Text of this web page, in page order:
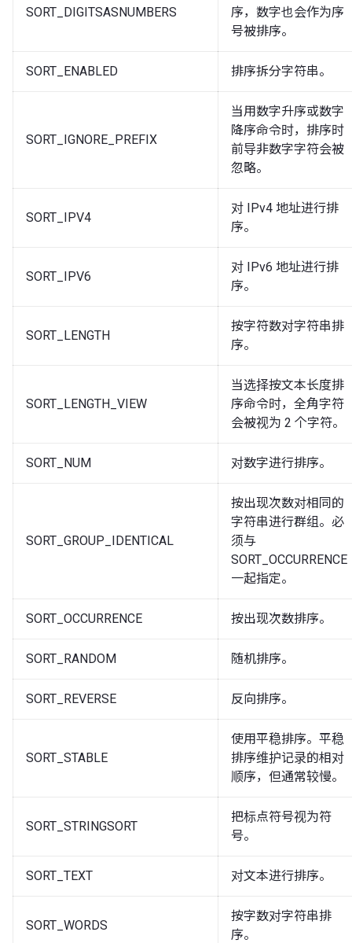
SORT_DIGITSASNUMBERS
序，数字也会作为序
号被排序。
SORT_ENABLED 排序拆分字符串。
SORT_IGNORE_PREFIX
当用数字升序或数字
降序命令时，排序时
前导非数字字符会被
忽略。
SORT_IPV4
对 IPv4 地址进行排
序。
SORT_IPV6
对 IPv6 地址进行排
序。
SORT_LENGTH
按字符数对字符串排
序。
SORT_LENGTH_VIEW
当选择按文本长度排
序命令时，全角字符
会被视为 2 个字符。
SORT_NUM 对数字进行排序。
SORT_GROUP_IDENTICAL
按出现次数对相同的
字符串进行群组。必
须与
SORT_OCCURRENCE
一起指定。
SORT_OCCURRENCE 按出现次数排序。
SORT_RANDOM 随机排序。
SORT_REVERSE 反向排序。
SORT_STABLE
使用平稳排序。平稳
排序维护记录的相对
顺序，但通常较慢。
SORT_STRINGSORT
把标点符号视为符
号。
SORT_TEXT 对文本进行排序。
SORT_WORDS
按字数对字符串排
序。